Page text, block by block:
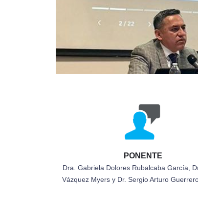
PONENTE
Dra. Gabriela Dolores Rubalcaba García,
Vázquez Myers y Dr. Sergio Arturo